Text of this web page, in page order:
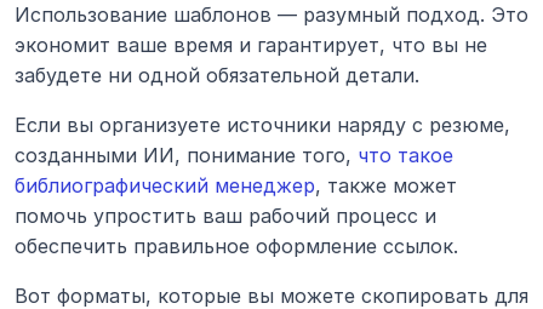
Использование шаблонов — разумный подход. Это
экономит ваше время и гарантирует, что вы не
забудете ни одной обязательной детали.
Если вы организуете источники наряду с резюме,
созданными ИИ, понимание того, что такое
библиографический менеджер, также может
помочь упростить ваш рабочий процесс и
обеспечить правильное оформление ссылок.
Вот форматы, которые вы можете скопировать для